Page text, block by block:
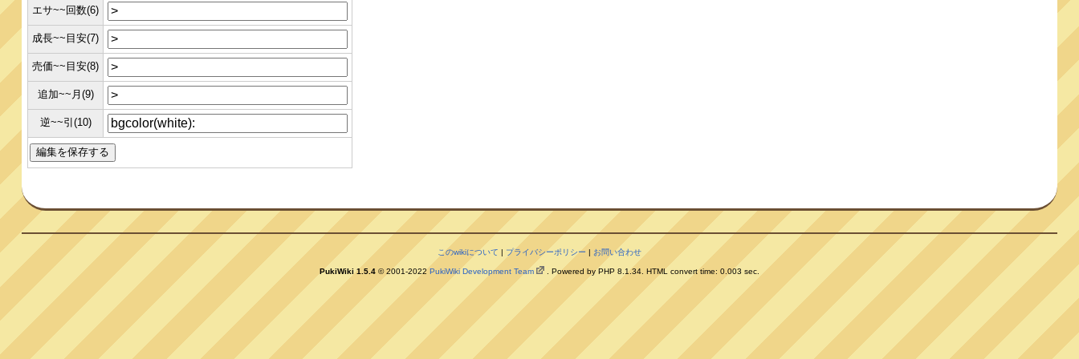
エサ~~回数(6)
成長~~目安(7)
売価~~目安(8)
追加~~月(9)
逆~~引(10)
このwikiについて | プライバシーポリシー | お問い合わせ
PukiWiki 1.5.4 © 2001-2022 PukiWiki Development Team . Powered by PHP 8.1.34. HTML convert time: 0.003 sec.